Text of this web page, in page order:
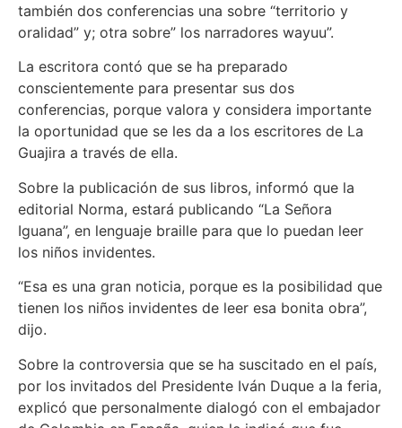
también dos conferencias una sobre “territorio y
oralidad” y; otra sobre” los narradores wayuu”.
La escritora contó que se ha preparado
conscientemente para presentar sus dos
conferencias, porque valora y considera importante
la oportunidad que se les da a los escritores de La
Guajira a través de ella.
Sobre la publicación de sus libros, informó que la
editorial Norma, estará publicando “La Señora
Iguana”, en lenguaje braille para que lo puedan leer
los niños invidentes.
“Esa es una gran noticia, porque es la posibilidad que
tienen los niños invidentes de leer esa bonita obra”,
dijo.
Sobre la controversia que se ha suscitado en el país,
por los invitados del Presidente Iván Duque a la feria,
explicó que personalmente dialogó con el embajador